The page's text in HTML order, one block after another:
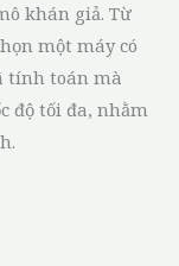
khán giả. Từ
một máy có
tính toán mà
độ tối đa, nhằm